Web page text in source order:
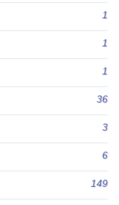
1
1
1
36
3
6
149